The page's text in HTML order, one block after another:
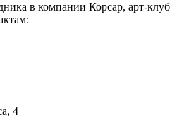
в компании Корсар, арт-клуб
4